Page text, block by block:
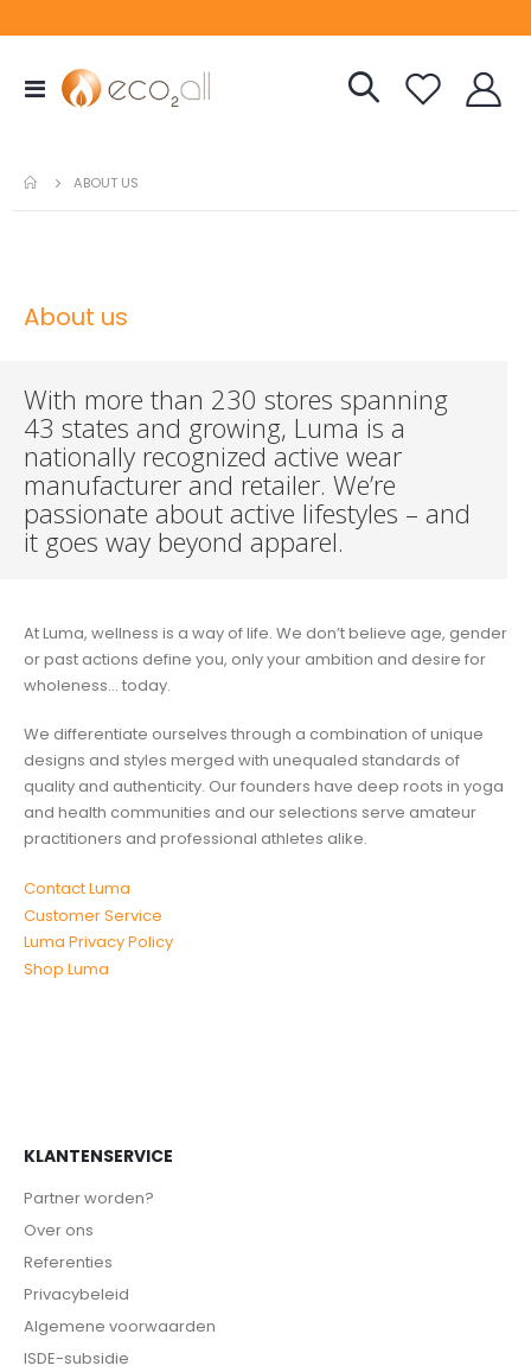
Toggle
Nav
ABOUT US
About us
With more than 230 stores spanning
43 states and growing, Luma is a
nationally recognized active wear
manufacturer and retailer. We’re
passionate about active lifestyles – and
it goes way beyond apparel.
At Luma, wellness is a way of life. We don’t believe age, gender
or past actions define you, only your ambition and desire for
wholeness... today.
We differentiate ourselves through a combination of unique
designs and styles merged with unequaled standards of
quality and authenticity. Our founders have deep roots in yoga
and health communities and our selections serve amateur
practitioners and professional athletes alike.
Contact Luma
Customer Service
Luma Privacy Policy
Shop Luma
KLANTENSERVICE
Partner worden?
Over ons
Referenties
Privacybeleid
Algemene voorwaarden
ISDE-subsidie